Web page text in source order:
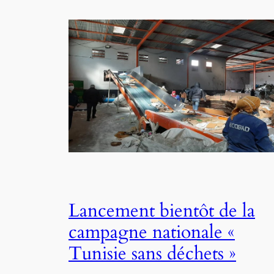
Lancement bientôt de la
campagne nationale «
Tunisie sans déchets »